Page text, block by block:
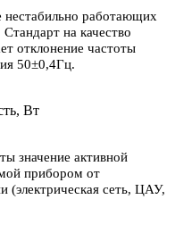
нестабильно работающих
на качество
отклонение частоты
50±0,4Гц.
Вт
значение активной
прибором от
(электрическая сеть, ЦАУ,